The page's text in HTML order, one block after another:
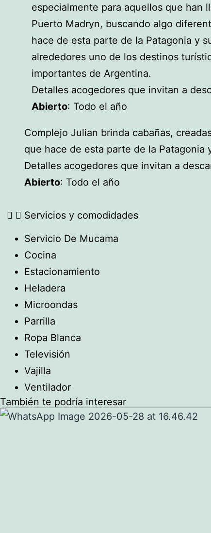
especialmente para aquellos que han
Puerto Madryn, buscando algo
hace de esta parte de la Patagonia y
alrededores uno de los destinos
importantes de Argentina.
Detalles acogedores que invitan a
Abierto: Todo el año
Complejo Julian brinda cabañas,
que hace de esta parte de la
Detalles acogedores que invitan a
Abierto: Todo el año
Servicios y comodidades
Servicio De Mucama
Cocina
Estacionamiento
Heladera
Microondas
Parrilla
Ropa Blanca
Televisión
Vajilla
Ventilador
También te podría interesar